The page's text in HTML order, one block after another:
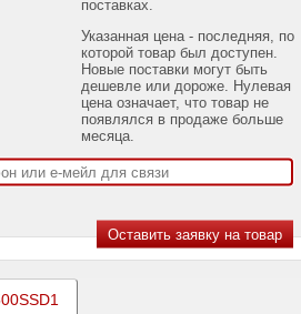
поставках.
Указанная цена - последняя, по
которой товар был доступен.
Новые поставки могут быть
дешевле или дороже. Нулевая
цена означает, что товар не
появлялся в продаже больше
месяца.